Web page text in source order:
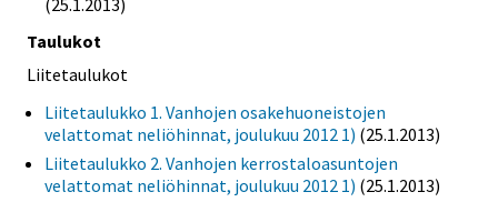
Taulukot
Liitetaulukot
Liitetaulukko 1. Vanhojen osakehuoneistojen
velattomat neliöhinnat, joulukuu 2012 1) (25.1.2013)
Liitetaulukko 2. Vanhojen kerrostaloasuntojen
velattomat neliöhinnat, joulukuu 2012 1) (25.1.2013)